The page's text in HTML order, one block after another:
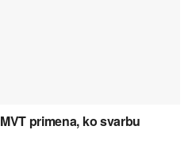
primena, ko svarbu